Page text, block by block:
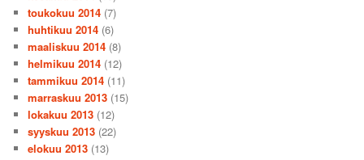
toukokuu 2014 (7)
huhtikuu 2014 (6)
maaliskuu 2014 (8)
helmikuu 2014 (12)
tammikuu 2014 (11)
marraskuu 2013 (15)
lokakuu 2013 (12)
syyskuu 2013 (22)
elokuu 2013 (13)